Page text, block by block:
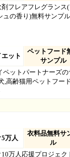
フレアフレグランス
ュの香り)無料サンプ
ット
ペットフード
サンプル
ットパートナーズ
,高齢猫用ペットフー
万人
衣料品無料サ
ル
万人応援プロジェ